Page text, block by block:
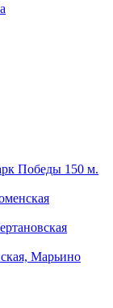
Победы 150 м.
Марьино